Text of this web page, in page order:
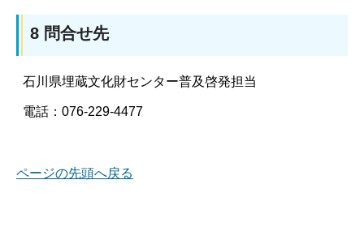
8 問合せ先
石川県埋蔵文化財センター普及啓発担当
電話：076-229-4477
ページの先頭へ戻る